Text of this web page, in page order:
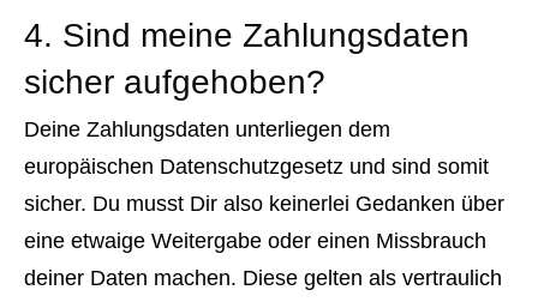
4. Sind meine Zahlungsdaten
sicher aufgehoben?
Deine Zahlungsdaten unterliegen dem
europäischen Datenschutzgesetz und sind somit
sicher. Du musst Dir also keinerlei Gedanken über
eine etwaige Weitergabe oder einen Missbrauch
deiner Daten machen. Diese gelten als vertraulich